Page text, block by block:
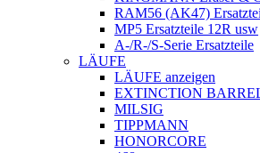
RAM56 (AK47)
MP5 Ersatzteile 12R usw
A-/R-/S-Serie Ersatzteile
LÄUFE
LÄUFE anzeigen
EXTINCTION
MILSIG
TIPPMANN
HONORCORE